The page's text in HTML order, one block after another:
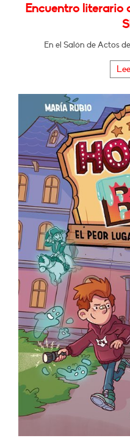
Encuentro literario
En el Salón de Actos